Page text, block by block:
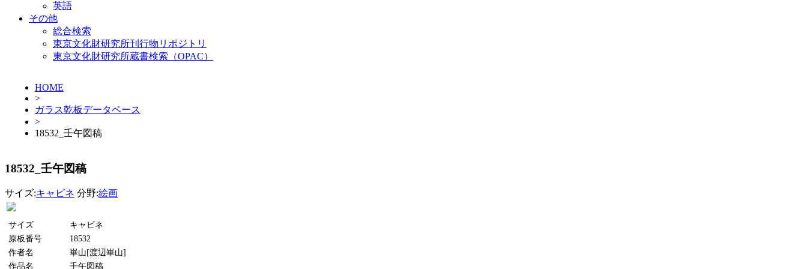
英語
その他
総合検索
東京文化財研究所刊行物リポジトリ
東京文化財研究所蔵書検索（OPAC）
HOME
>
ガラス乾板データベース
>
18532_壬午図稿
18532_壬午図稿
サイズ:キャビネ 分野:絵画
サイズ
キャビネ
原板番号
18532
作者名
崋山[渡辺崋山]
作品名
壬午図稿